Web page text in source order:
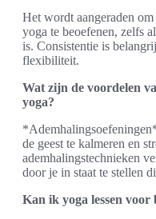
Het wordt aangeraden
yoga te beoefenen, zelfs
is. Consistentie is
flexibiliteit.
Wat zijn de voordelen
yoga?
de geest te kalmeren en
ademhalingstechnieken
door je in staat te stellen
Kan ik yoga lessen voor